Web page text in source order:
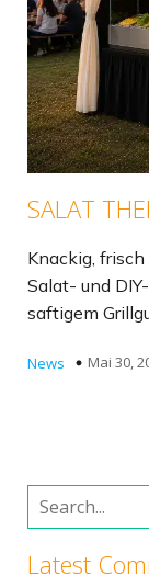
SALAT
Knackig,
Salat- und
saftigem
News Mai 30,
Latest